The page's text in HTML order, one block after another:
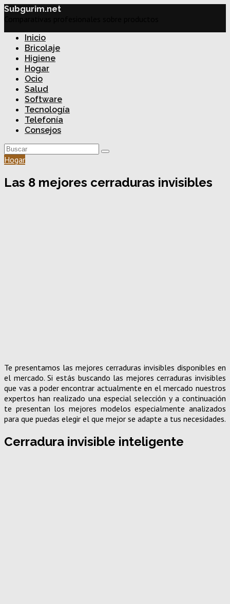
Subgurim.net
Inicio
Bricolaje
Higiene
Hogar
Ocio
Salud
Software
Tecnología
Telefonía
Consejos
Hogar
Las 8 mejores cerraduras invisibles
Te presentamos las mejores cerraduras invisibles disponibles en
el mercado. Si estás buscando las mejores cerraduras invisibles
que vas a poder encontrar actualmente en el mercado nuestros
expertos han realizado una especial selección y a continuación
te presentan los mejores modelos especialmente analizados
para que puedas elegir el que mejor se adapte a tus necesidades.
Cerradura invisible inteligente